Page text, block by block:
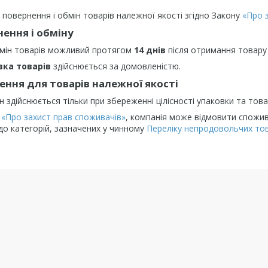
і обмін товарів належної якості згідно Закону «Про
і обміну
товарів можливий протягом 14 днів після отримання
товарів здійснюється за домовленістю.
для товарів належної якості
здійснюється тільки при збереженні цілісності упаковки та
«Про захист прав споживачів», компанія може відмовити
категорій, зазначених у чинному Переліку непродовольчих